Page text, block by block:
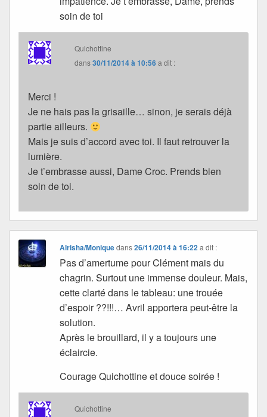
soin de toi
Quichottine
dans30/11/2014 à 10:56a dit :
Merci !
Je ne hais pas la grisaille… sinon, je serais déjà
partie ailleurs.
Mais je suis d’accord avec toi. Il faut retrouver la
lumière.
Je t’embrasse aussi, Dame Croc. Prends bien
soin de toi.
Alrisha/Moniquedans26/11/2014 à 16:22 a dit :
Pas d’amertume pour Clément mais du
chagrin. Surtout une immense douleur. Mais,
cette clarté dans le tableau: une trouée
d’espoir ??!!!… Avril apportera peut-être la
solution.
Après le brouillard, il y a toujours une
éclaircie.
Courage Quichottine et douce soirée !
Quichottine